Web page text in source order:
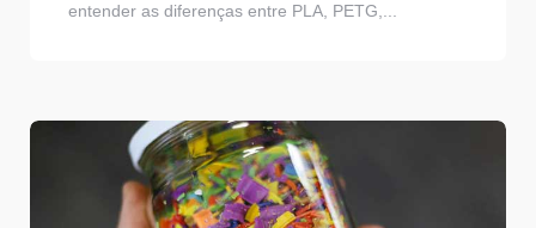
entender as diferenças entre PLA, PETG,...